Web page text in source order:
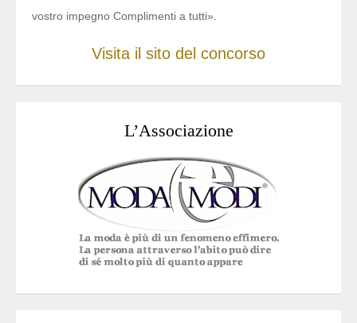
vostro impegno Complimenti a tutti».
Visita il sito del concorso
L’Associazione